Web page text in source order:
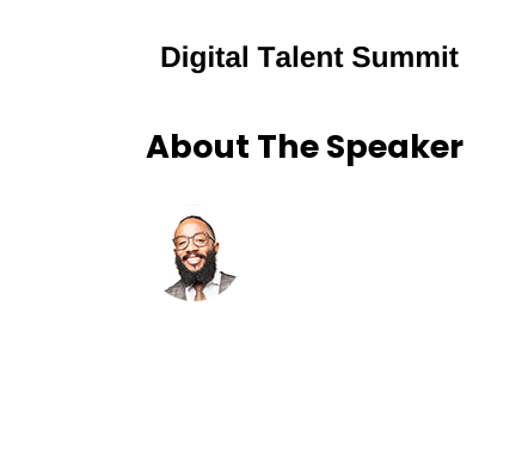
About The Speaker